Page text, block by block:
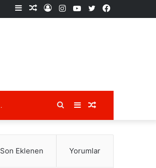
Facebook
X
YouTube
Instagram
Kayıt
Rastgele
Kenar
Rastgele
Makale
Kenar
Bölmesi
Arama
yap
Son Eklenen Yorumlar